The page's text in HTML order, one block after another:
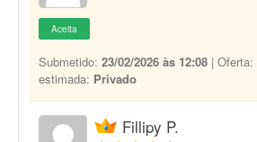
Aceita
Submetido: 23/02/2026 às 12:08 | Oferta:
estimada: Privado
Fillipy P.